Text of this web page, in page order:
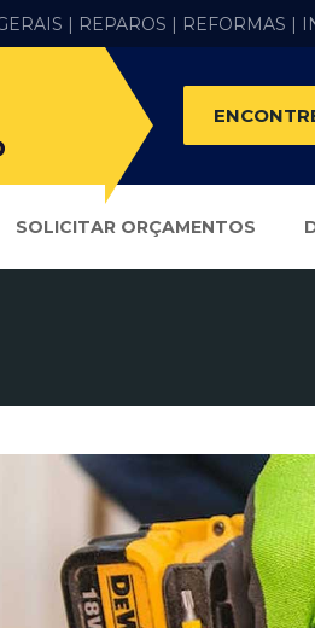
| REPAROS | REFORMAS |
SOLICITAR ORÇAMENTOS